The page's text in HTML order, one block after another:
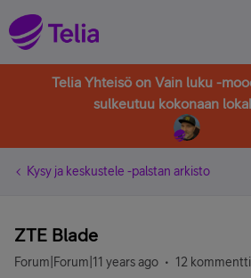
Telia Yhteisö on Vain luku -
sulkeutuu kokonaan
Kysy ja keskustele -palstan arkisto
ZTE Blade
Forum|Forum|11 years ago 12